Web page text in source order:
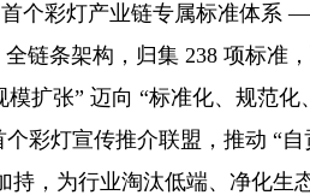
首个彩灯产业链专属标准体系
全链条架构，归集 238 项标准
扩张” 迈向 “标准化、规范化、
彩灯宣传推介联盟，推动 “自
，为行业淘汰低端、净化生态